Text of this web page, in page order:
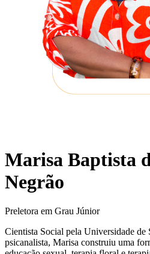
Marisa Baptista
Negrão
Preletora em Grau Júnior
Cientista Social pela Universidade de
psicanalista, Marisa construiu uma